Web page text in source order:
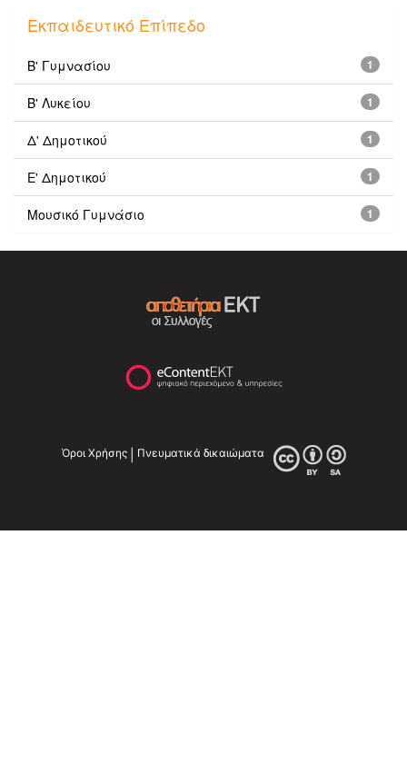
Εκπαιδευτικό Επίπεδο
1
Β' Γυμνασίου
1
Β' Λυκείου
1
Δ' Δημοτικού
1
Ε' Δημοτικού
1
Μουσικό Γυμνάσιο